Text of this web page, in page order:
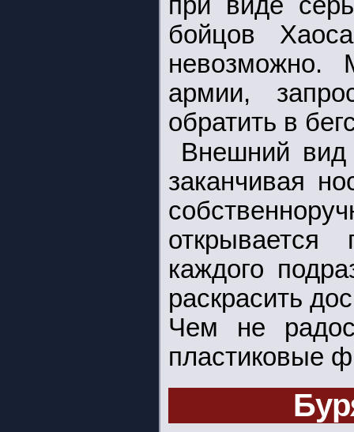
бойцов
невозможно.
армии,
обратить в
Внешний вид
заканчивая
каждого
раскрасить
Чем не
пластиковые